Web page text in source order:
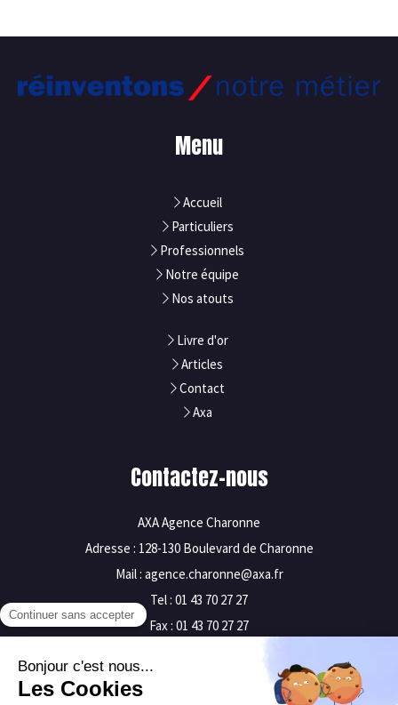
Menu
Accueil
Particuliers
Professionnels
Notre équipe
Nos atouts
Livre d'or
Articles
Contact
Axa
Contactez-nous
AXA Agence Charonne
Adresse : 128-130 Boulevard de Charonne
Mail : agence.charonne@axa.fr
Tel : 01 43 70 27 27
Fax : 01 43 70 27 27